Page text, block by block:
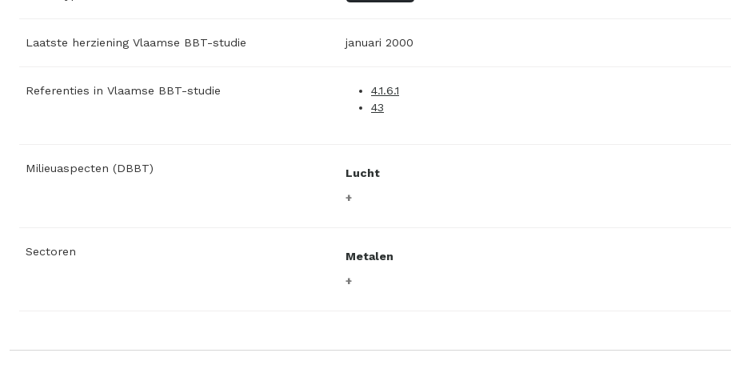
Laatste herziening Vlaamse BBT-studie januari 2000
Referenties in Vlaamse BBT-studie
4.1.6.1
43
Milieuaspecten (DBBT) Lucht
Sectoren Metalen